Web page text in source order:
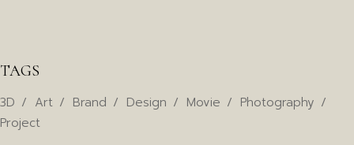
TAGS
3D Art Brand Design Movie
Photography
Project